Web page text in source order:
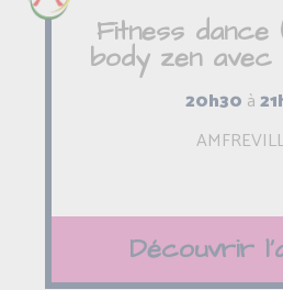
Fitness dance
body zen avec
20h30 à
Découvrir